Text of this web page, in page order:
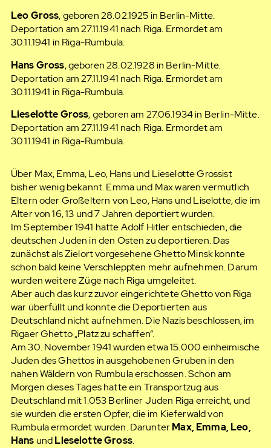
Leo Gross, geboren 28.02.1925 in Berlin-Mitte.
Deportation am 27.11.1941 nach Riga. Ermordet am
30.11.1941 in Riga-Rumbula.
Hans Gross, geboren 28.02.1928 in Berlin-Mitte.
Deportation am 27.11.1941 nach Riga. Ermordet am
30.11.1941 in Riga-Rumbula.
Lieselotte Gross, geboren am 27.06.1934 in Berlin-Mitte.
Deportation am 27.11.1941 nach Riga. Ermordet am
30.11.1941 in Riga-Rumbula.
Über Max, Emma, Leo, Hans und Lieselotte Grossist
bisher wenig bekannt. Emma und Max waren vermutlich
Eltern oder Großeltern von Leo, Hans und Liselotte, die im
Alter von 16, 13 und 7 Jahren deportiert wurden.
Im September 1941 hatte Adolf Hitler entschieden, die
deutschen Juden in den Osten zu deportieren. Das
zunächst als Zielort vorgesehene Ghetto Minsk konnte
schon bald keine Verschleppten mehr aufnehmen. Darum
wurden weitere Züge nach Riga umgeleitet.
Aber auch das kurz zuvor eingerichtete Ghetto von Riga
war überfüllt und konnte die Deportierten aus
Deutschland nicht aufnehmen. Die Nazis beschlossen, im
Rigaer Ghetto „Platz zu schaffen“.
Am 30. November 1941 wurden etwa 15.000 einheimische
Juden des Ghettos in ausgehobenen Gruben in den
nahen Wäldern von Rumbula erschossen. Schon am
Morgen dieses Tages hatte ein Transportzug aus
Deutschland mit 1.053 Berliner Juden Riga erreicht, und
sie wurden die ersten Opfer, die im Kieferwald von
Rumbula ermordet wurden. DarunterMax, Emma, Leo,
Hans undLieselotte Gross.